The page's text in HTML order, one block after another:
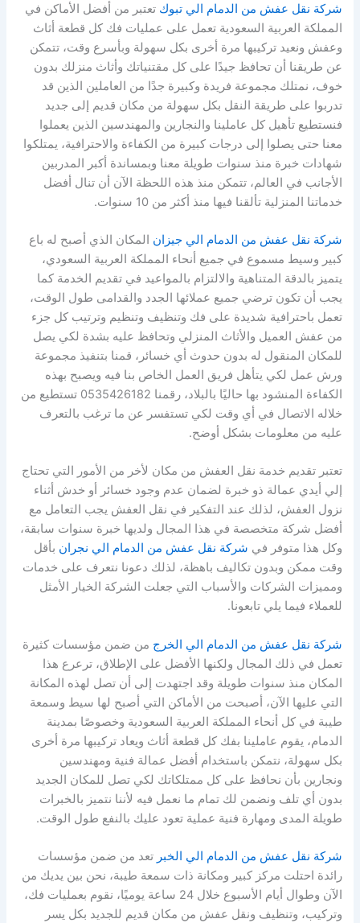
شركة نقل عفش من الدمام الي تبوك تعتبر من أفضل الأماكن في
المملكة العربية السعودية تعمل على عمليات فك كل قطعة أثاث
وعفش ونعيد تركيبها مرة أخرى بكل سهولة وبأسرع وقت، تتمكن
عن طريقنا أن تحافظ جيدًا على كل مقتنياتك وأثاث منزلك بدون
خوف، نمتلك مجموعة فريدة وكبيرة جدًا من العاملين الذين قد
تدربوا على طريقة النقل بكل سهولة من مكان قديم إلى جديد
فنستطيع تأهيل كل عاملينا والنجارين والمهندسين الذين يعملوا
معنا حتى يصلوا إلى درجات كبيرة من الكفاءة والاحترافية، يمتلكوا
شهادات خبرة منذ سنوات طويلة معنا وبمساندة أكبر المدربين
الأجانب في العالم، تتمكن منذ هذه اللحظة الآن أن تنال أفضل
خدماتنا المنزلية تألقنا فيها منذ أكثر من 10 سنوات.
شركة نقل عفش من الدمام الي جيزان المكان الذي أصبح له باع
كبير وسيط مسموع في جميع أنحاء المملكة العربية السعودي،
يتميز بالدقة المتناهية والالتزام بالمواعيد في تقديم الخدمة كما
يجب أن تكون ترضي جميع عملائها الجدد والقدامى طول الوقت،
تعمل باحترافية شديدة على فك وتنظيف وتنظيم وترتيب كل جزء
من عفش العميل والأثاث المنزلي وتحافظ عليه بشدة لكي يصل
للمكان المنقول له بدون حدوث أي خسائر، قمنا بتنفيذ مجموعة
ورش عمل لكي يتأهل فريق العمل الخاص بنا فيه ويصبح بهذه
الكفاءة المنشود بها حاليًا بالبلاد، رقمنا 0535426182 تستطيع من
خلاله الاتصال في أي وقت لكي تستفسر عن ما ترغب بالتعرف
عليه من معلومات بشكل أوضح.
تعتبر تقديم خدمة نقل العفش من مكان لأخر من الأمور التي تحتاج
إلي أيدي عمالة ذو خبرة لضمان عدم وجود خسائر أو خدش أثناء
نزول العفش، لذلك عند التفكير في نقل العفش يجب التعامل مع
أفضل شركة متخصصة في هذا المجال ولديها خبرة سنوات سابقة،
وكل هذا متوفر في شركة نقل عفش من الدمام الي نجران بأقل
وقت ممكن وبدون تكاليف باهظة، لذلك دعونا نتعرف على خدمات
ومميزات الشركات والأسباب التي جعلت الشركة الخيار الأمثل
للعملاء فيما يلي تابعونا.
شركة نقل عفش من الدمام الي الخرج من ضمن مؤسسات كثيرة
تعمل في ذلك المجال ولكنها الأفضل على الإطلاق، ترعرع هذا
المكان منذ سنوات طويلة وقد اجتهدت إلى أن تصل لهذه المكانة
التي عليها الآن، أصبحت من الأماكن التي أصبح لها سيط وسمعة
طيبة في كل أنحاء المملكة العربية السعودية وخصوصًا بمدينة
الدمام، يقوم عاملينا بفك كل قطعة أثاث ويعاد تركيبها مرة أخرى
بكل سهولة، نتمكن باستخدام أفضل عمالة فنية ومهندسين
ونجارين بأن نحافظ على كل ممتلكاتك لكي تصل للمكان الجديد
بدون أي تلف ونضمن لك تمام ما نعمل فيه لأننا نتميز بالخبرات
طويلة المدى ومهارة فنية عملية تعود عليك بالنفع طول الوقت.
شركة نقل عفش من الدمام الي الخبر تعد من ضمن مؤسسات
رائدة احتلت مركز كبير ومكانة ذات سمعة طيبة، نحن بين يديك من
الآن وطوال أيام الأسبوع خلال 24 ساعة يوميًا، نقوم بعمليات فك،
وتركيب، وتنظيف ونقل عفش من مكان قديم للجديد بكل يسر